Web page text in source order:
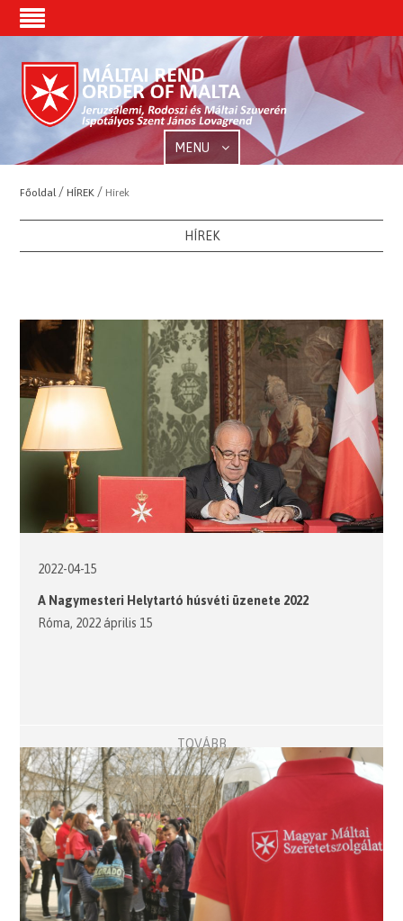
MENU
Főoldal /HÍREK / Hírek
HÍREK
2022-04-15
A Nagymesteri Helytartó húsvéti üzenete 2022
Róma, 2022 április 15
TOVÁBB